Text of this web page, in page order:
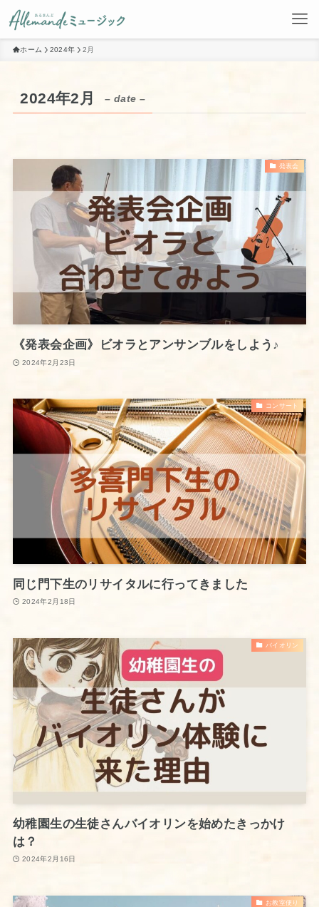
ホーム 2024年 2月
2024年2月 – date –
発表会
《発表会企画》ビオラとアンサンブルをしよう♪
2024年2月23日
コンサート
同じ門下生のリサイタルに行ってきました
2024年2月18日
バイオリン
幼稚園生の生徒さんバイオリンを始めたきっかけ
は？
2024年2月16日
お教室便り